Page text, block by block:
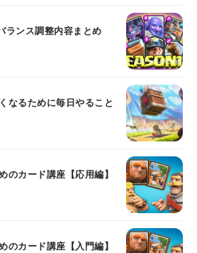
ランス調整内容まとめ
なるために毎日やること
のカード講座【応用編】
のカード講座【入門編】